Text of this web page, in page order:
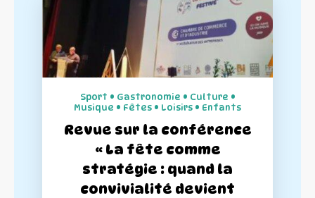
nous avons entièrement repensé nos kits
de communication pour les rendre plus
complets et simples d'utilisation.
Sport • Gastronomie • Culture •
Musique • Fêtes • Loisirs • Enfants
Revue sur la conférence
« La fête comme
stratégie : quand la
convivialité devient